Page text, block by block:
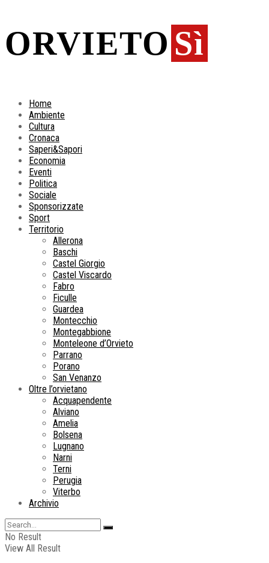
ORVIETO Sì
Home
Ambiente
Cultura
Cronaca
Saperi&Sapori
Economia
Eventi
Politica
Sociale
Sponsorizzate
Sport
Territorio
Allerona
Baschi
Castel Giorgio
Castel Viscardo
Fabro
Ficulle
Guardea
Montecchio
Montegabbione
Monteleone d’Orvieto
Parrano
Porano
San Venanzo
Oltre l’orvietano
Acquapendente
Alviano
Amelia
Bolsena
Lugnano
Narni
Terni
Perugia
Viterbo
Archivio
No Result
View All Result